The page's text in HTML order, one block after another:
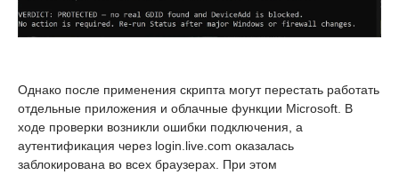
Однако после применения скрипта могут перестать работать
отдельные приложения и облачные функции Microsoft. В
ходе проверки возникли ошибки подключения, а
аутентификация через login.live.com оказалась
заблокирована во всех браузерах. При этом